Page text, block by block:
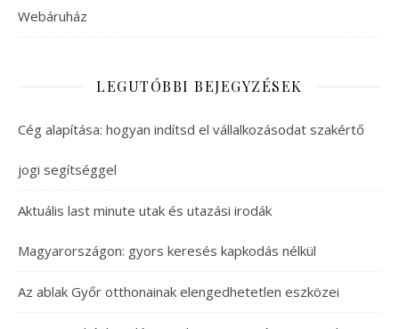
Webáruház
LEGUTÓBBI BEJEGYZÉSEK
Cég alapítása: hogyan indítsd el vállalkozásodat szakértő
jogi segítséggel
Aktuális last minute utak és utazási irodák
Magyarországon: gyors keresés kapkodás nélkül
Az ablak Győr otthonainak elengedhetetlen eszközei